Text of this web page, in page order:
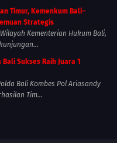
Timur, Kemenkum Bali–
Strategis
Kementerian Hukum Bali,
Sukses Raih Juara 1
Bali Kombes Pol Ariasandy
Tim...